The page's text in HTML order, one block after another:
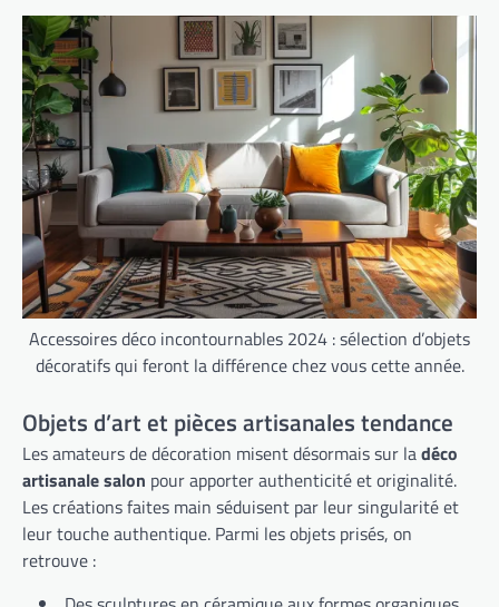
Accessoires déco incontournables 2024 : sélection d’objets
décoratifs qui feront la différence chez vous cette année.
Objets d’art et pièces artisanales tendance
Les amateurs de décoration misent désormais sur ladéco
artisanale salon pour apporter authenticité et originalité.
Les créations faites main séduisent par leur singularité et
leur touche authentique. Parmi les objets prisés, on
retrouve :